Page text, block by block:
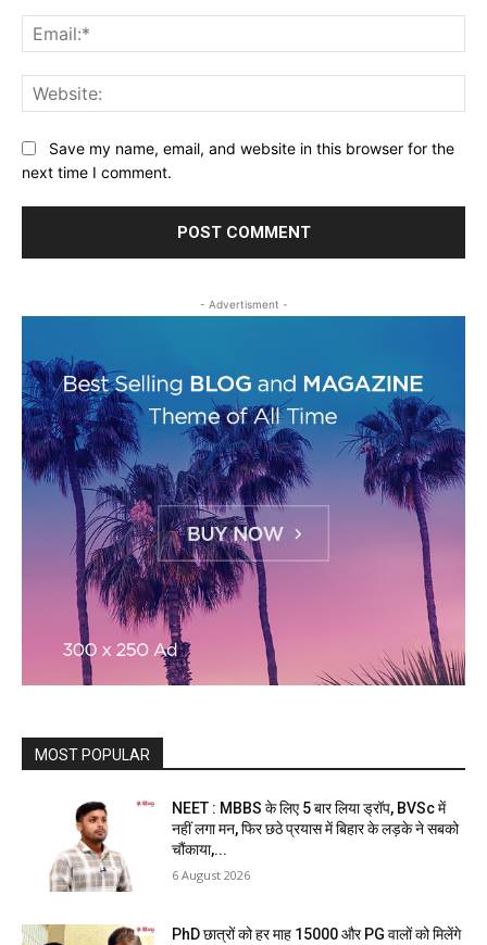
Save my name, email, and website in this browser for the
next time I comment.
- Advertisment -
MOST POPULAR
NEET : MBBS के लिए 5 बार लिया ड्रॉप, BVSc में
नहीं लगा मन, फिर छठे प्रयास में बिहार के लड़के ने सबको
चौंकाया,...
6 August 2026
PhD छात्रों को हर माह 15000 और PG वालों को मिलेंगे